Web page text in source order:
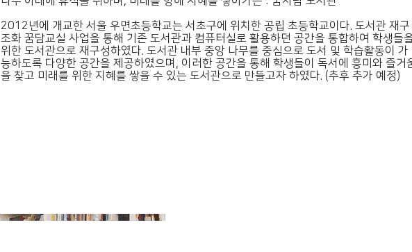
2012년에 개교한 서울 우면초등학교는 서초구에 위치한 공립 초등학교이다. 도서관 재구
조화 꿈담교실 사업을 통해 기존 도서관과 컴퓨터실로 활용하던 공간을 통합하여 학생들
위한 도서관으로 재구성하였다. 도서관 내부 중앙 나무를 중심으로 도서 및 학습활동이 가
능하도록 다양한 공간을 제공하였으며, 이러한 공간을 통해 학생들이 독서에 흥미와 즐거
을 찾고 미래를 위한 지혜를 쌓을 수 있는 도서관으로 만들고자 하였다. (추후 추가 예정)